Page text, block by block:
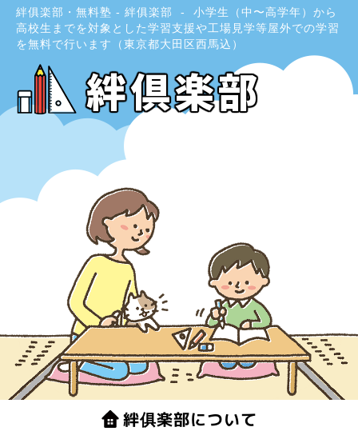
絆俱楽部・無料塾 - 絆俱楽部
小学生（中〜高学年）から
高校生までを対象とした学習支援や工場見学等屋外での学習
を無料で行います（東京都大田区西馬込）
絆倶楽部
絆俱楽部について